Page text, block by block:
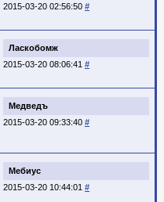
2015-03-20 02:56:50 #
Ласкобомж
2015-03-20 08:06:41 #
Медведъ
2015-03-20 09:33:40 #
Мебиус
2015-03-20 10:44:01 #